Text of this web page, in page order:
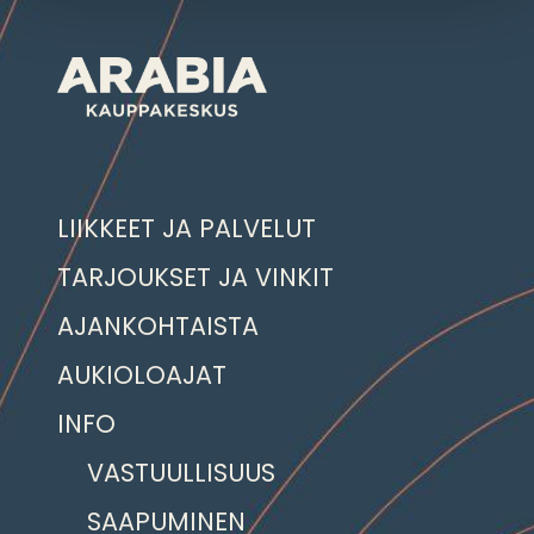
LIIKKEET JA PALVELUT
TARJOUKSET JA VINKIT
AJANKOHTAISTA
AUKIOLOAJAT
INFO
VASTUULLISUUS
SAAPUMINEN